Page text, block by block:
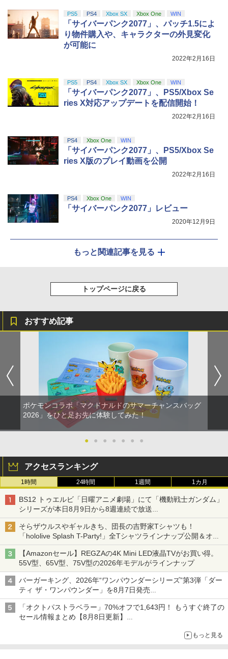
【特典】鬼武者 Way of the Sword(【初
回購入封入特典】プロダクトコード)
￥7,641
ンラインコード版
￥5,000
5
【純正品】DualSense ワイヤレスコン
トローラー(CFI-ZCT2J)
￥10,737
S5、PS5 Pro、Xbox One、Xbox Serie
s X|S 対応の高精度 H パターン シフター
￥14,141
ルアイドルクラブ Bloom Garden Part
￥8,589
PS5 PS4 Xbox SX Xbox One WIN
「サイバーパンク2077」、パッチ1.5によ
り物件購入や、キャラクターの外見変化
が可能に
2022年2月16日
PS5 PS4 Xbox SX Xbox One WIN
「サイバーパンク2077」、PS5/Xbox Se
ries X対応アップデートを配信開始！
2022年2月16日
PS4 Xbox One WIN
「サイバーパンク2077」、PS5/Xbox Se
ries X版のプレイ動画を公開
2022年2月16日
PS4 Xbox One WIN
「サイバーパンク2077」レビュー
2020年12月9日
もっと関連記事を見る
トップページに戻る
おすすめ記事
ポケモンコラボ「マクドナルドのサマーチャンスバッグ
2026」をひと足お先に体験してみた！
● ● ● ● ● ● ●
アクセスランキング
1時間 24時間 1週間 1カ月
BS12 トゥエルビ「日曜アニメ劇場」にて「機動戦士ガンダム」
シリーズが本日8月9日から8週連続で放送
初回は「機動戦士ガンダム【HDリマスター版】」
そらザウルスやギャルきち、団長の吉野家Tシャツも！
「hololive Splash T-Party!」全Tシャツラインナップ公開＆オン
ライン販売開始
【Amazonセール】REGZAの4K Mini LED液晶TVがお買い得。
55V型、65V型、75V型の2026年モデルがラインナップ
バーガーキング、2026年“ワンパウンダーシリーズ”第3弾「ダー
ティ ザ・ワンパウンダー」を8月7日発売
「特製ガーリックマヨソース」を使用した超大型チーズバーガー
「オクトパストラベラー」70%オフで1,643円！ もうすぐ終了の
セール情報まとめ【8月8日更新】
もっと見る